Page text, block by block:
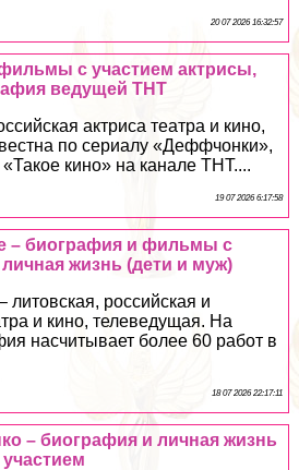
20 07 2026 16:32:57
с участием актрисы,
ведущей ТНТ
актриса театра и кино,
по сериалу «Деффчонки»,
кино» на канале ТНТ....
19 07 2026 6:17:58
– биография и фильмы с
жизнь (дети и муж)
литовская, российская и
и кино, телеведущая. На
насчитывает более 60 работ в
18 07 2026 22:17:11
– биография и личная жизнь